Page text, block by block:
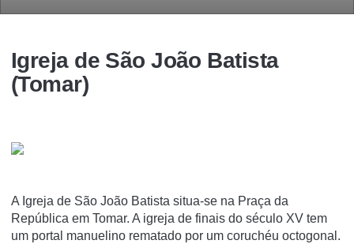
Igreja de São João Batista
(Tomar)
A Igreja de São João Batista situa-se na Praça da
República em Tomar. A igreja de finais do século XV tem
um portal manuelino rematado por um coruchéu octogonal.